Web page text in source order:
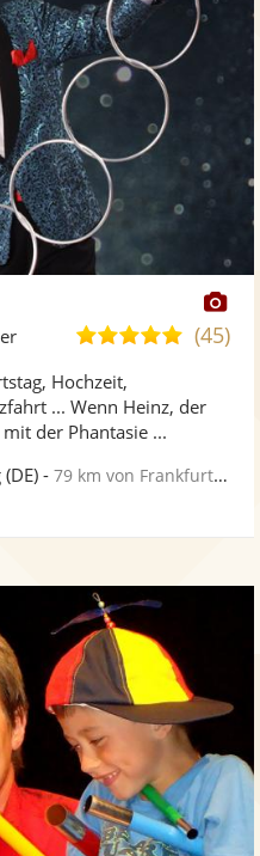
4,8
5
(45)
Hochzeit,
... Wenn Heinz, der
der Phantasie ...
(DE) -79 km von Frankfurt am Main